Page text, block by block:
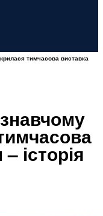
тимчасова виставка
історія